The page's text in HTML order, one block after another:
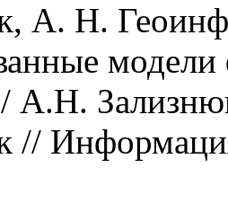
А. Н.
А.Н.
//